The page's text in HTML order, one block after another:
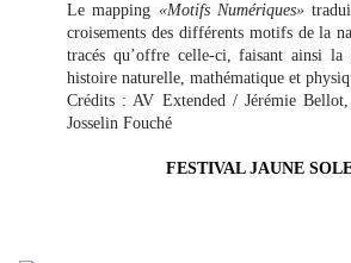
Le mapping «Motifs Numériques»
croisements des différents motifs de la
tracés qu’offre celle-ci, faisant ainsi la
histoire naturelle, mathématique et
Crédits : AV Extended / Jérémie
Josselin Fouché
FESTIVAL JAUNE